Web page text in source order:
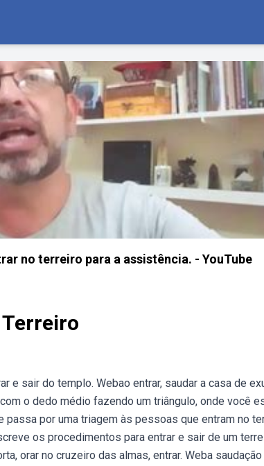
no terreiro para a assistência. - YouTube
e sair do templo. Webao entrar, saudar a casa de
o dedo médio fazendo um triângulo, onde você
passa por uma triagem às pessoas que entram no
os procedimentos para entrar e sair de um
orar no cruzeiro das almas, entrar. Weba